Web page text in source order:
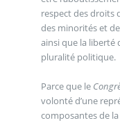
respect des droits
des minorités et
ainsi que la liberté
pluralité politique.
Parce que le
volonté d’une
composantes de